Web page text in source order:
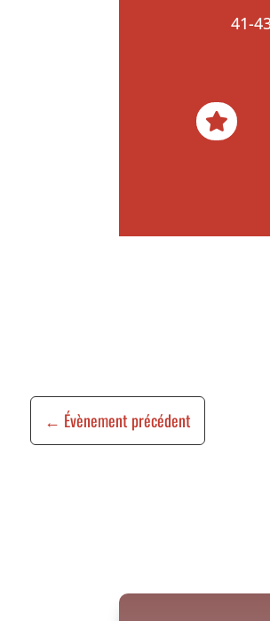
41-

← Évènement précédent